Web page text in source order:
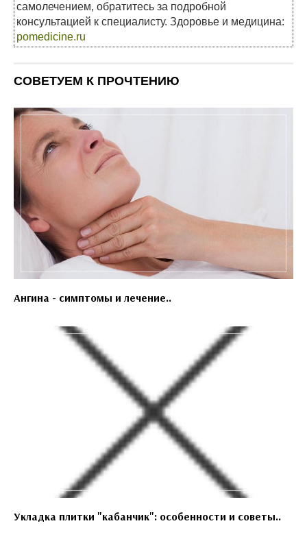
самолечением, обратитесь за подробной
консультацией к специалисту. Здоровье и медицина:
pomedicine.ru
СОВЕТУЕМ К ПРОЧТЕНИЮ
Ангина - симптомы и лечение..
Укладка плитки "кабанчик": особенности и советы..